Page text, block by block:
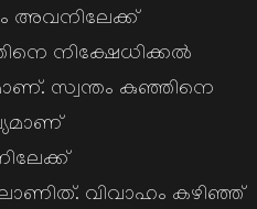
അവനിലേക്ക്
നിക്ഷേധിക്കല്‍
സ്വന്തം കുഞ്ഞിനെ
വിവാഹം കഴിഞ്ഞ്